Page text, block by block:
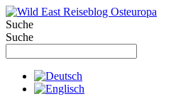
Zum
Inhalt
springen
Suche
Suche